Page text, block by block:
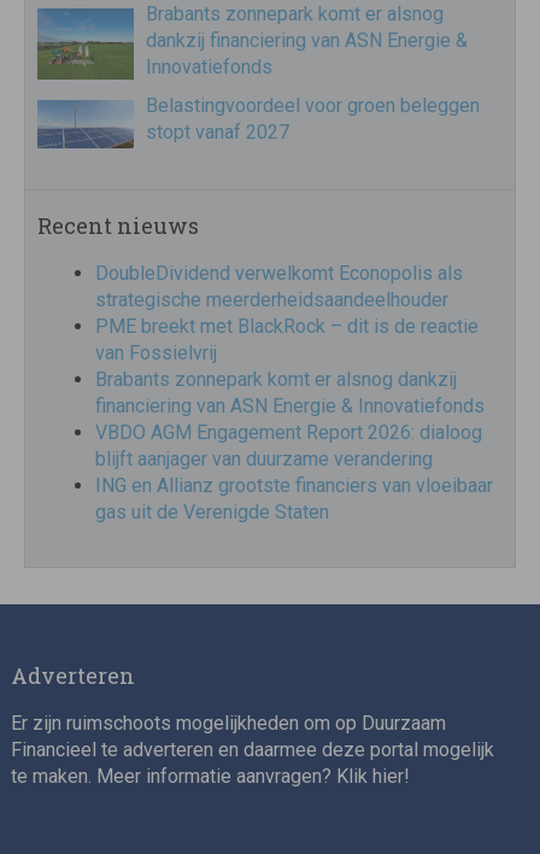
Brabants zonnepark komt er alsnog
dankzij financiering van ASN Energie &
Innovatiefonds
Belastingvoordeel voor groen beleggen
stopt vanaf 2027
Recent nieuws
DoubleDividend verwelkomt Econopolis als
strategische meerderheidsaandeelhouder
PME breekt met BlackRock – dit is de reactie
van Fossielvrij
Brabants zonnepark komt er alsnog dankzij
financiering van ASN Energie & Innovatiefonds
VBDO AGM Engagement Report 2026: dialoog
blijft aanjager van duurzame verandering
ING en Allianz grootste financiers van vloeibaar
gas uit de Verenigde Staten
Adverteren
Er zijn ruimschoots mogelijkheden om op Duurzaam
Financieel te adverteren en daarmee deze portal mogelijk
te maken. Meer informatie aanvragen? Klik hier!